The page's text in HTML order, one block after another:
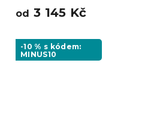
od 3 145 Kč
-10 % s kódem:
MINUS10